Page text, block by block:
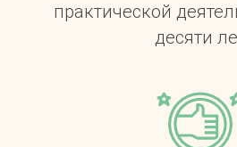
практической
десяти